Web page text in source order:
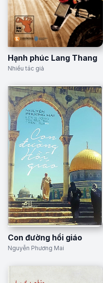
Hạnh phúc Lang Thang
Nhiều tác giả
Con đường hồi giáo
Nguyễn Phương Mai